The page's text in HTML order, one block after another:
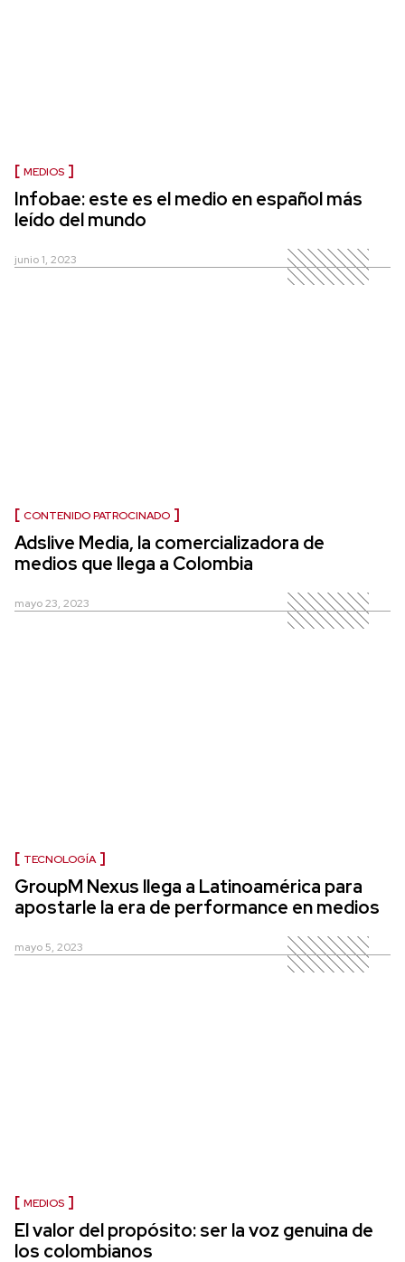
MEDIOS
Infobae: este es el medio en español más
leído del mundo
junio 1, 2023
CONTENIDO PATROCINADO
Adslive Media, la comercializadora de
medios que llega a Colombia
mayo 23, 2023
TECNOLOGÍA
GroupM Nexus llega a Latinoamérica para
apostarle la era de performance en medios
mayo 5, 2023
MEDIOS
El valor del propósito: ser la voz genuina de
los colombianos